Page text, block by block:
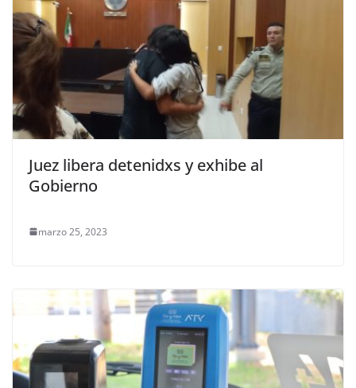
Juez libera detenidxs y exhibe al
Gobierno
marzo 25, 2023